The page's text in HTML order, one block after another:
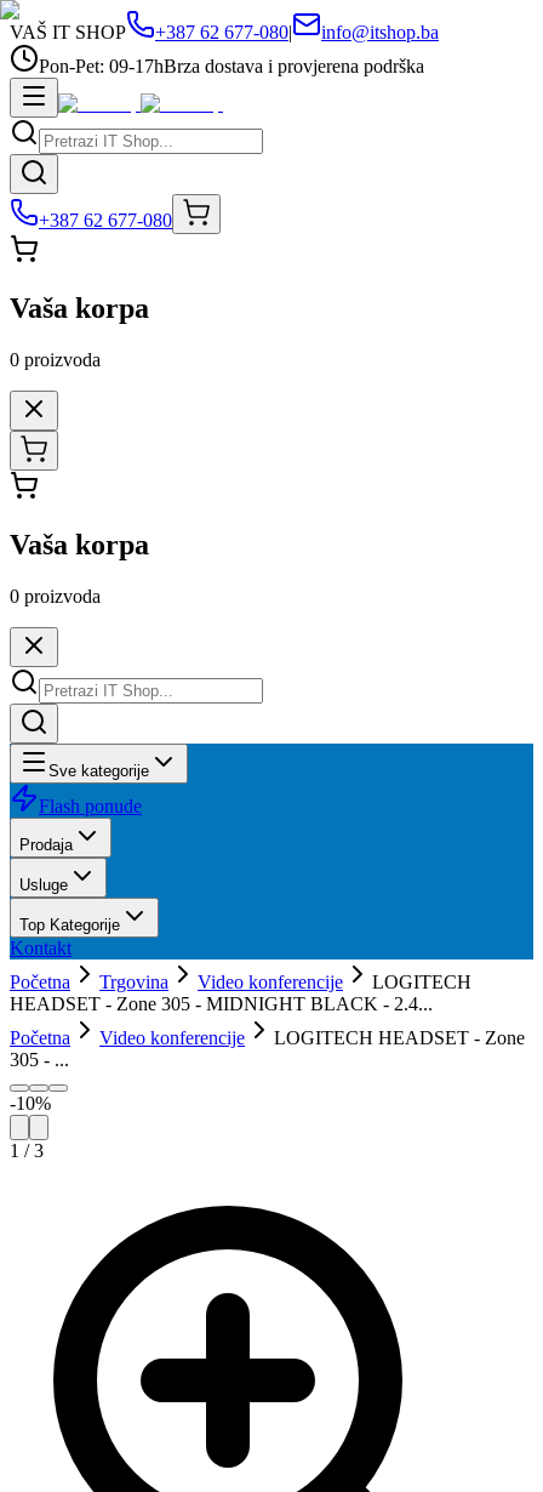
VAŠ IT SHOP +387 62 677-080|
info@itshop.ba
Pon-Pet: 09-17hBrza dostava i provjerena podrška
+387 62 677-080
Vaša korpa
0 proizvoda
Vaša korpa
0 proizvoda
Sve kategorije
Flash ponude
Prodaja
Usluge
Top Kategorije
Kontakt
Početna
Trgovina Video konferencije
LOGITECH
HEADSET - Zone 305 - MIDNIGHT BLACK - 2.4...
Početna
Video konferencije
LOGITECH HEADSET - Zone
305 - ...
-10%
1 /3